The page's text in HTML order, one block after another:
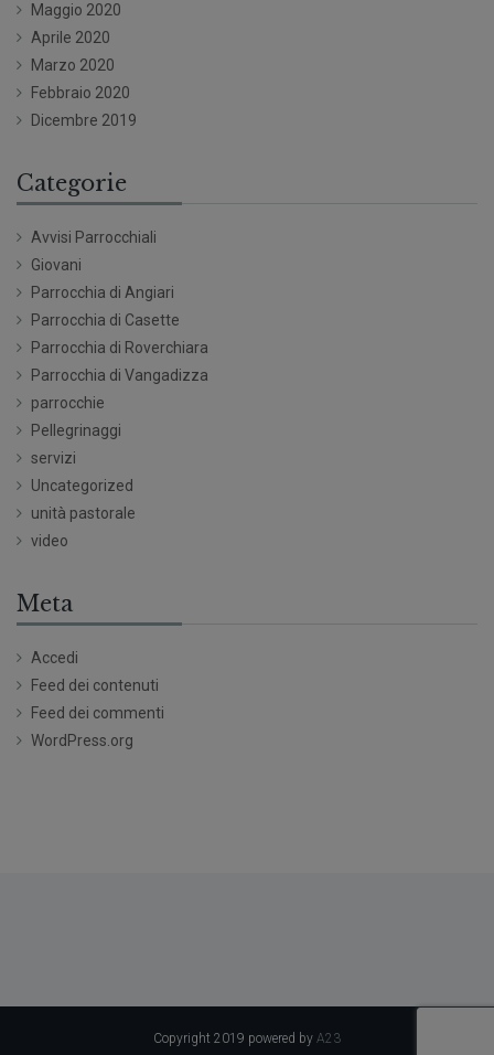
Maggio 2020
Aprile 2020
Marzo 2020
Febbraio 2020
Dicembre 2019
Categorie
Avvisi Parrocchiali
Giovani
Parrocchia di Angiari
Parrocchia di Casette
Parrocchia di Roverchiara
Parrocchia di Vangadizza
parrocchie
Pellegrinaggi
servizi
Uncategorized
unità pastorale
video
Meta
Accedi
Feed dei contenuti
Feed dei commenti
WordPress.org
Copyright 2019 powered by A23